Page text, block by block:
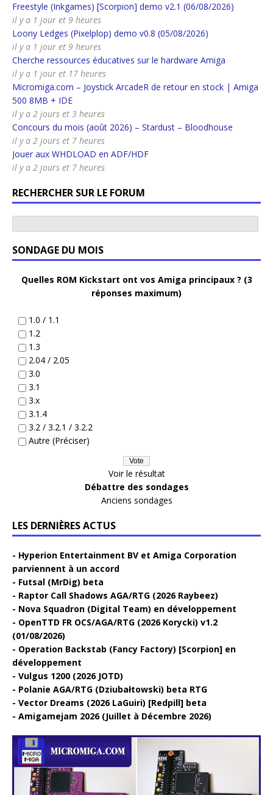
Freestyle (Inkgames) [Scorpion] demo v2.1 (06/08/2026)
il y a 1 jour et 9 heures
Loony Ledges (Pixelplop) demo v0.8 (05/08/2026)
il y a 1 jour et 9 heures
Cherche ressources éducatives sur le hardware Amiga
il y a 1 jour et 17 heures
Micromiga.com – Joystick ArcadeR de retour en stock | Amiga
500 8MB + IDE
il y a 2 jours et 3 heures
Concours du mois (août 2026) – Stardust – Bloodhouse
il y a 2 jours et 7 heures
Jouer aux WHDLOAD en ADF/HDF
il y a 2 jours et 7 heures
RECHERCHER SUR LE FORUM
SONDAGE DU MOIS
Quelles ROM Kickstart ont vos Amiga principaux ? (3
réponses maximum)
1.0 / 1.1
1.2
1.3
2.04 / 2.05
3.0
3.1
3.x
3.1.4
3.2 / 3.2.1 / 3.2.2
Autre (Préciser)
Voir le résultat
Débattre des sondages
Anciens sondages
LES DERNIÈRES ACTUS
Hyperion Entertainment BV et Amiga Corporation
parviennent à un accord
Futsal (MrDig) beta
Raptor Call Shadows AGA/RTG (2026 Raybeez)
Nova Squadron (Digital Team) en développement
OpenTTD FR OCS/AGA/RTG (2026 Korycki) v1.2
(01/08/2026)
Operation Backstab (Fancy Factory) [Scorpion] en
développement
Vulgus 1200 (2026 JOTD)
Polanie AGA/RTG (Dziubałtowski) beta RTG
Vector Dreams (2026 LaGuiri) [Redpill] beta
Amigamejam 2026 (Juillet à Décembre 2026)